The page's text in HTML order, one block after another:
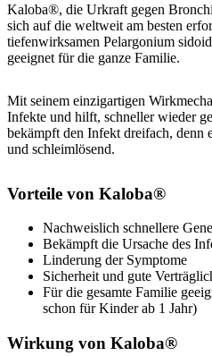
Kaloba®, die Urkraft gegen
sich auf die weltweit am besten
tiefenwirksamen Pelargonium
geeignet für die ganze Familie.
Mit seinem einzigartigen
Infekte und hilft, schneller wieder
bekämpft den Infekt dreifach, denn
und schleimlösend.
Vorteile von Kaloba®
Nachweislich schnellere
Bekämpft die Ursache des
Linderung der Symptome
Sicherheit und gute
Für die gesamte Familie
schon für Kinder ab 1 Jahr)
Wirkung von Kaloba®